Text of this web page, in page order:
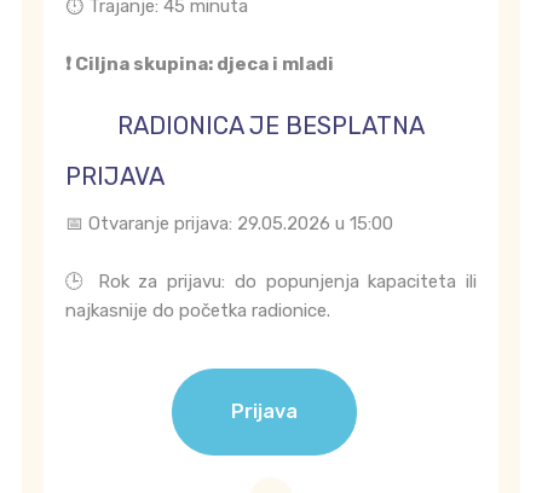
⏱️ Trajanje: 45 minuta
❗ Ciljna skupina: djeca i mladi
RADIONICA JE BESPLATNA
PRIJAVA
📅 Otvaranje prijava: 29.05.2026 u 15:00
🕒 Rok za prijavu: do popunjenja kapaciteta ili
najkasnije do početka radionice.
Prijava